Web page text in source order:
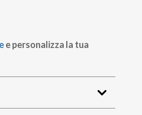
e personalizza la tua